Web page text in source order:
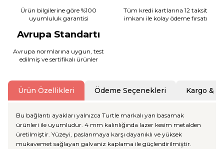
Ürün bilgilerine göre %100
uyumluluk garantisi
Tüm kredi kartlarına 12 taksit
imkanı ile kolay ödeme fırsatı
Avrupa Standartı
Avrupa normlarına uygun, test
edilmiş ve sertifikalı ürünler
Ürün Özellikleri Ödeme Seçenekleri Kargo &
Bu bağlantı ayakları yalnızca Turtle markalı yan basamak
ürünleri ile uyumludur. 4 mm kalınlığında lazer kesim metalden
üretilmiştir. Yüzeyi, paslanmaya karşı dayanıklı ve yüksek
mukavemet sağlayan galvaniz kaplama ile güçlendirilmiştir.